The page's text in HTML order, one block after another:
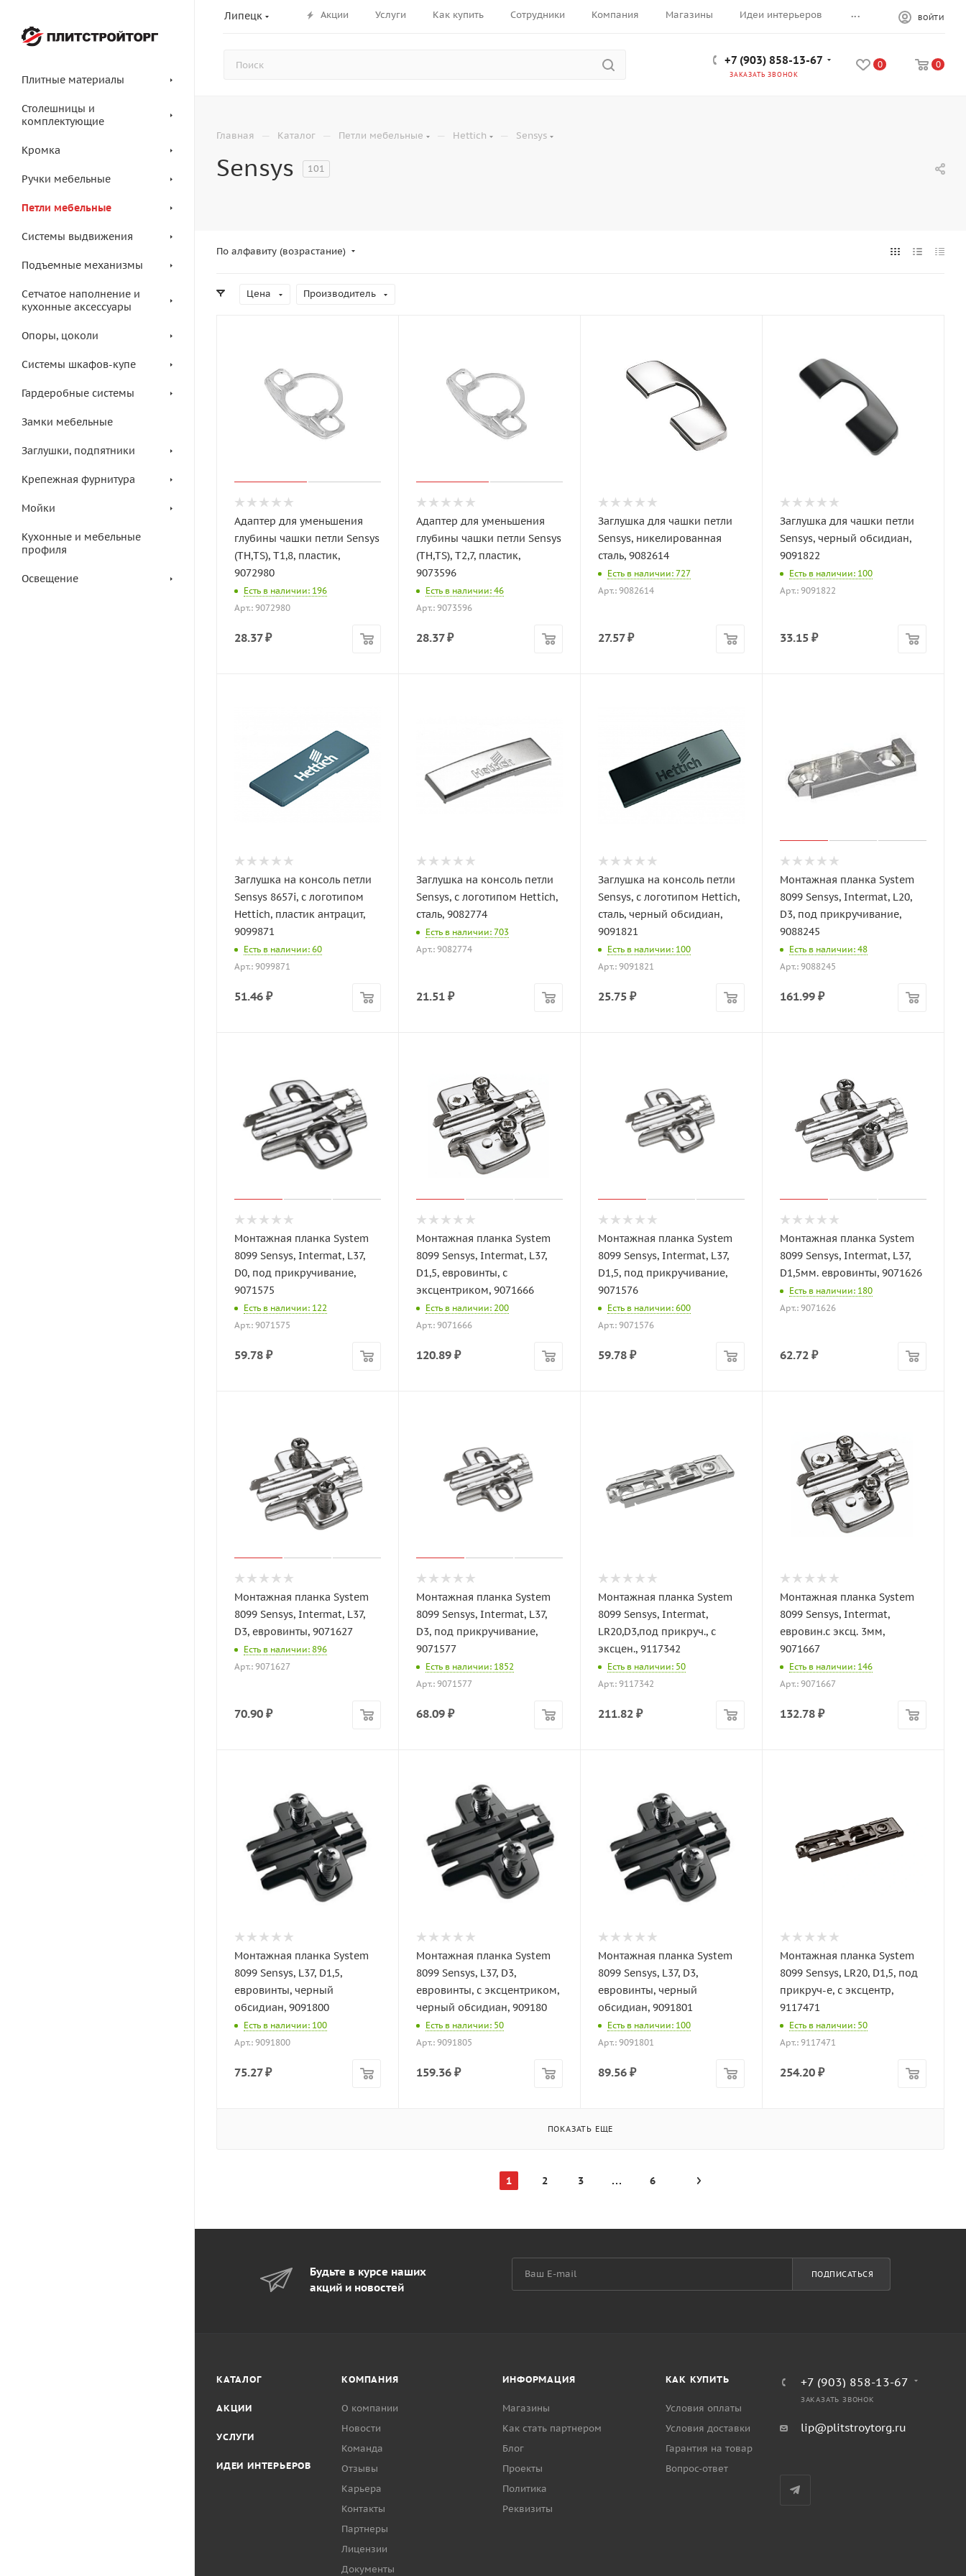
Липецк Акции Услуги Как купить Сотрудники Компания Магазины Идеи интерьеров ... ВОЙТИ
+7 (903) 858-13-67
ЗАКАЗАТЬ ЗВОНОК
0 0
Плитные материалы
Столешницы и
комплектующие
Кромка
Ручки мебельные
Петли мебельные
Системы выдвижения
Подъемные механизмы
Сетчатое наполнение и
кухонные аксессуары
Опоры, цоколи
Системы шкафов-купе
Гардеробные системы
Замки мебельные
Заглушки, подпятники
Крепежная фурнитура
Мойки
Кухонные и мебельные
профиля
Освещение
Главная — Каталог — Петли мебельные — Hettich — Sensys
Sensys 101
По алфавиту (возрастание)
Цена Производитель
Адаптер для уменьшения
глубины чашки петли Sensys
(TH,TS), T1,8, пластик,
9072980
Есть в наличии: 196
Арт.: 9072980
28.37₽
Адаптер для уменьшения
глубины чашки петли Sensys
(TH,TS), T2,7, пластик,
9073596
Есть в наличии: 46
Арт.: 9073596
28.37₽
Заглушка для чашки петли
Sensys, никелированная
сталь, 9082614
Есть в наличии: 727
Арт.: 9082614
27.57₽
Заглушка для чашки петли
Sensys, черный обсидиан,
9091822
Есть в наличии: 100
Арт.: 9091822
33.15 ₽
Заглушка на консоль петли
Sensys 8657i, с логотипом
Hettich, пластик антрацит,
9099871
Есть в наличии: 60
Арт.: 9099871
51.46 ₽
Заглушка на консоль петли
Sensys, с логотипом Hettich,
сталь, 9082774
Есть в наличии: 703
Арт.: 9082774
21.51 ₽
Заглушка на консоль петли
Sensys, с логотипом Hettich,
сталь, черный обсидиан,
9091821
Есть в наличии: 100
Арт.: 9091821
25.75 ₽
Монтажная планка System
8099 Sensys, Intermat, L20,
D3, под прикручивание,
9088245
Есть в наличии: 48
Арт.: 9088245
161.99 ₽
Монтажная планка System
8099 Sensys, Intermat, L37,
D0, под прикручивание,
9071575
Есть в наличии: 122
Арт.: 9071575
59.78 ₽
Монтажная планка System
8099 Sensys, Intermat, L37,
D1,5, евровинты, с
эксцентриком, 9071666
Есть в наличии: 200
Арт.: 9071666
120.89 ₽
Монтажная планка System
8099 Sensys, Intermat, L37,
D1,5, под прикручивание,
9071576
Есть в наличии: 600
Арт.: 9071576
59.78 ₽
Монтажная планка System
8099 Sensys, Intermat, L37,
D1,5мм. евровинты, 9071626
Есть в наличии: 180
Арт.: 9071626
62.72 ₽
Монтажная планка System
8099 Sensys, Intermat, L37,
D3, евровинты, 9071627
Есть в наличии: 896
Арт.: 9071627
70.90 ₽
Монтажная планка System
8099 Sensys, Intermat, L37,
D3, под прикручивание,
9071577
Есть в наличии: 1852
Арт.: 9071577
68.09 ₽
Монтажная планка System
8099 Sensys, Intermat,
LR20,D3,под прикруч., с
эксцен., 9117342
Есть в наличии: 50
Арт.: 9117342
211.82 ₽
Монтажная планка System
8099 Sensys, Intermat,
евровин.с эксц. 3мм,
9071667
Есть в наличии: 146
Арт.: 9071667
132.78 ₽
Монтажная планка System
8099 Sensys, L37, D1,5,
евровинты, черный
обсидиан, 9091800
Есть в наличии: 100
Арт.: 9091800
75.27₽
Монтажная планка System
8099 Sensys, L37, D3,
евровинты, с эксцентриком,
черный обсидиан, 909180
Есть в наличии: 50
Арт.: 9091805
159.36 ₽
Монтажная планка System
8099 Sensys, L37, D3,
евровинты, черный
обсидиан, 9091801
Есть в наличии: 100
Арт.: 9091801
89.56 ₽
Монтажная планка System
8099 Sensys, LR20, D1,5, под
прикруч-е, с эксцентр,
9117471
Есть в наличии: 50
Арт.: 9117471
254.20 ₽
ПОКАЗАТЬ ЕЩЕ
1 2 3 6
Будьте в курсе наших
акций и новостей
ПОДПИСАТЬСЯ
КАТАЛОГ
АКЦИИ
УСЛУГИ
ИДЕИ ИНТЕРЬЕРОВ
КОМПАНИЯ
О компании
Новости
Команда
Отзывы
Карьера
Контакты
Партнеры
Лицензии
Документы
ИНФОРМАЦИЯ
Магазины
Как стать партнером
Блог
Проекты
Политика
Реквизиты
КАК КУПИТЬ
Условия оплаты
Условия доставки
Гарантия на товар
Вопрос-ответ
+7 (903) 858-13-67
ЗАКАЗАТЬ ЗВОНОК
lip@plitstroytorg.ru